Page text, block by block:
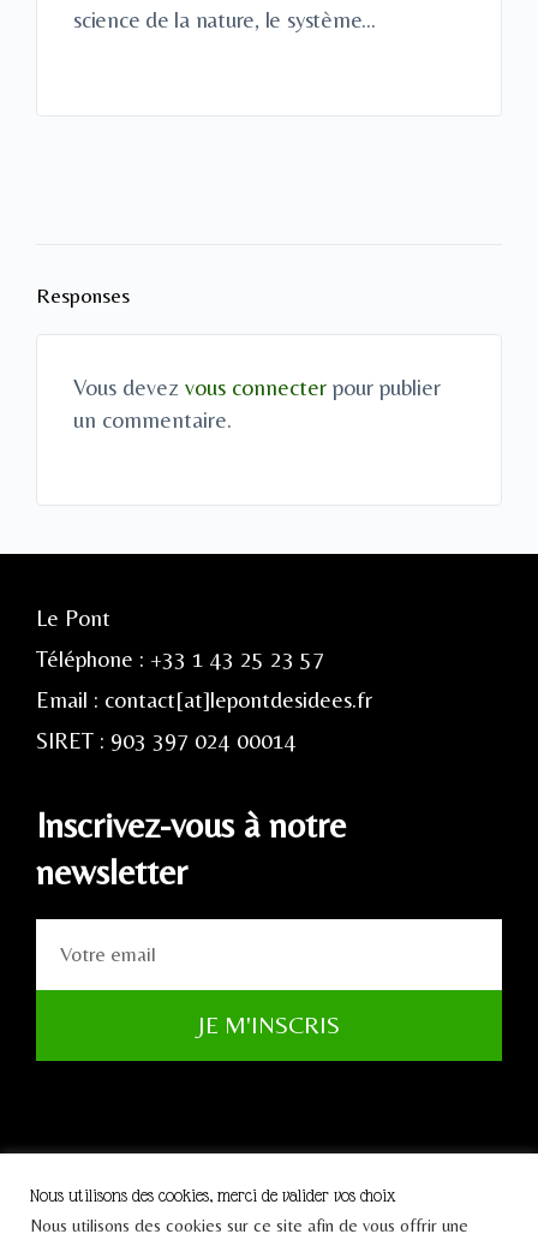
science de la nature, le système…
Responses
Vous devez vous connecter pour publier
un commentaire.
Le Pont
Téléphone : +33 1 43 25 23 57
Email : contact[at]lepontdesidees.fr
SIRET : 903 397 024 00014
Inscrivez-vous à notre
newsletter
JE M'INSCRIS
Nous utilisons des cookies, merci de valider vos choix
Nous utilisons des cookies sur ce site afin de vous offrir une